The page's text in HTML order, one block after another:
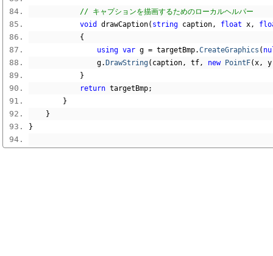
// キャプションを描画するためのローカルヘルパー
void
drawCaption( string caption, float x,
{
using var g = targetBmp.CreateGraphics (
                g
. DrawString( caption, tf, new PointF(x, y
}
return targetBmp;
}
}
}